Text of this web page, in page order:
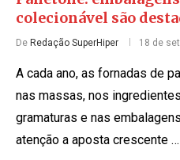
colecionável são
De Redação SuperHiper 18 de
A cada ano, as fornadas de
nas massas, nos
gramaturas e nas
atenção a aposta crescente …